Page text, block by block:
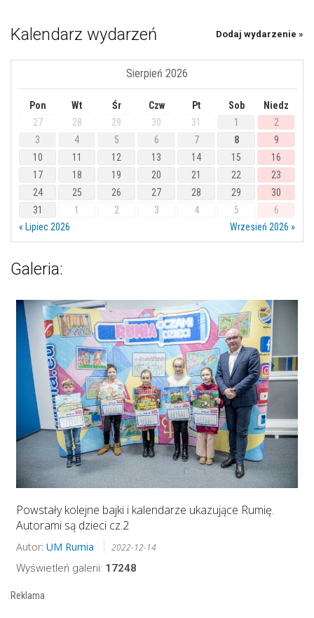
Kalendarz wydarzeń Dodaj wydarzenie »
Sierpień 2026
Pon Wt Śr Czw Pt Sob
Niedz
27
28 29 30 31 1
2
3
4 5 6 7 8
9
10
11 12 13 14 15
16
17
18 19 20 21 22
23
24
25 26 27 28 29
30
31
1 2 3 4 5
6
« Lipiec 2026
Wrzesień 2026 »
Galeria:
Powstały kolejne bajki i kalendarze ukazujące Rumię.
Autorami są dzieci cz.2
Autor: UM Rumia 2022-12-14
Wyświetleń galerii: 17248
Reklama